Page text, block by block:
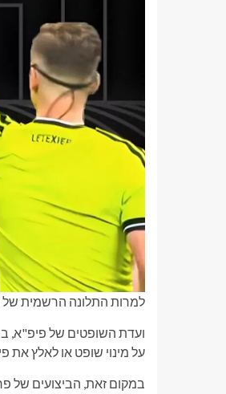
למרות התלונה הרשמית של
ועדת השופטים של פיפ"א,
על מינוי שופט או לאלץ את
במקום זאת, הביצועים של